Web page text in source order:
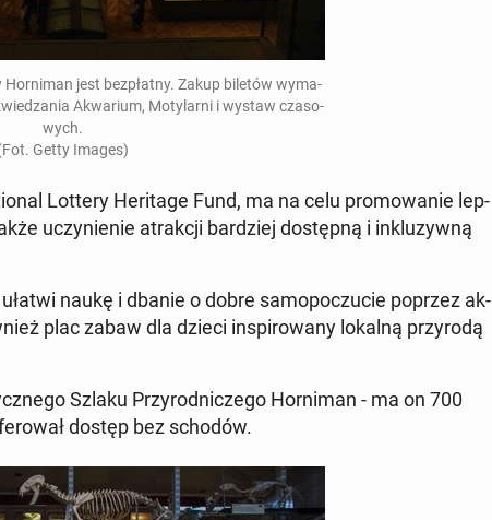
Hor­ni­man jest bez­płat­ny. Zakup biletów wy­ma­
Akwa­rium, Mo­ty­lar­ni i wystaw cza­so­
wych.
Getty Images)
Lottery He­ri­ta­ge Fund, ma na celu pro­mo­wa­nie lep­
uczy­nie­nie atrak­cji bar­dziej do­stęp­ną i in­klu­zyw­ną
naukę i dbanie o dobre sa­mo­po­czu­cie poprzez ak­
plac zabaw dla dzieci in­spi­ro­wa­ny lokalną przy­ro­dą
Szlaku Przy­rod­ni­cze­go Hor­ni­man - ma on 700
dostęp bez schodów.